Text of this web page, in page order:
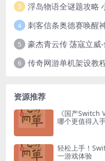
3 浮岛物语全谜题攻略
4
5 豪杰青云传 荡寇立威
6 传奇网游单机架设教
资源推荐
《国产Switch
哪个更值得入手
轻松上手！
一游戏体验